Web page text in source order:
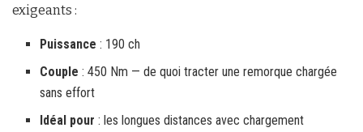
exigeants :
Puissance : 190 ch
Couple : 450 Nm — de quoi tracter une remorque chargée
sans effort
Idéal pour : les longues distances avec chargement